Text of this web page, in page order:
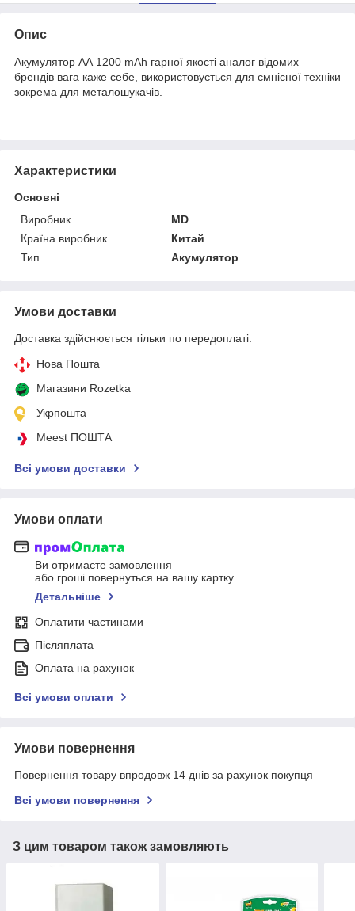
Опис
Акумулятор АА 1200 mAh гарної якості аналог відомих
брендів вага каже себе, використовується для ємнісної техніки
зокрема для металошукачів.
Характеристики
Основні
Виробник
MD
Країна виробник
Китай
Тип
Акумулятор
Умови доставки
Доставка здійснюється тільки по передоплаті.
Нова Пошта
Магазини Rozetka
Укрпошта
Meest ПОШТА
Всі умови доставки
Умови оплати
Ви отримаєте замовлення
або гроші повернуться на вашу картку
Детальніше
Оплатити частинами
Післяплата
Оплата на рахунок
Всі умови оплати
Умови повернення
Повернення товару впродовж 14 днів за рахунок покупця
Всі умови повернення
З цим товаром також замовляють